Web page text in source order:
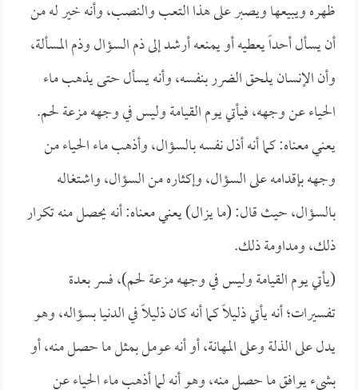
ظهره ويبيعها ويصبر على هذا التعب والنصب، وأنه خير له من
أن يسأل أحداً يعطيه أو يمنعه أرشد إلى ذم السؤال وذم المسألة،
وأن الإنسان يلحق الضرر بنفسه، وأنه يسأل حتى يذهب ماء
الحياء عن وجهه، فيأتي يوم القيامة وليس في وجهه مزعة لحم.
يعني معناه: كما أنه أذل نفسه بالسؤال، وأذهب ماء الحياء من
وجهه بإقدامه على السؤال، وإكثاره من السؤال، واشتغاله
بالسؤال، حيث قال: (ما يزال) يعني معناه: أنه يحصل منه تكرار
ذلك، ومداومة ذلك.
(يأتي يوم القيامة وليس في وجهه مزعة لحم)، فسر بعدة
تفسيرات؛ أنه يأتي ذليلاً كما أنه كان ذليلاً في الدنيا بسؤاله، وهو
يدل على الذلة وعلى المهانة، أو أنه عومل بمثل ما حصل منه، أو
بشيء يوافق ما حصل منه، وهو أنه لما أذهب ماء الحياء عن